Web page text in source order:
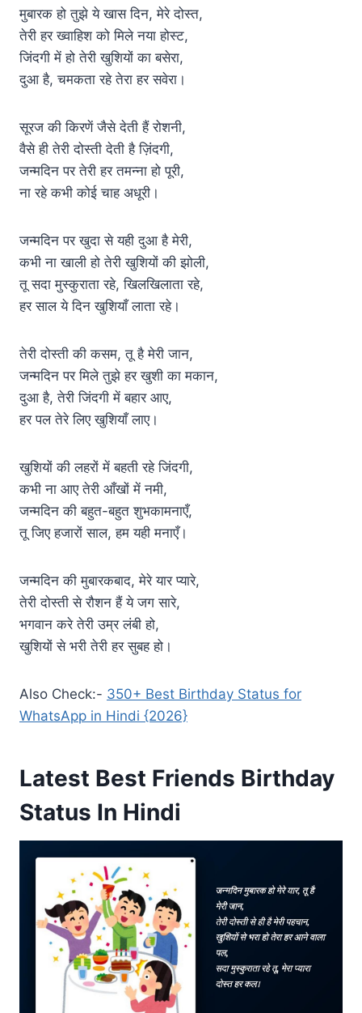
मुबारक हो तुझे ये खास दिन, मेरे दोस्त,
तेरी हर ख्वाहिश को मिले नया होस्ट,
जिंदगी में हो तेरी खुशियों का बसेरा,
दुआ है, चमकता रहे तेरा हर सवेरा।
सूरज की किरणें जैसे देती हैं रोशनी,
वैसे ही तेरी दोस्ती देती है ज़िंदगी,
जन्मदिन पर तेरी हर तमन्ना हो पूरी,
ना रहे कभी कोई चाह अधूरी।
जन्मदिन पर खुदा से यही दुआ है मेरी,
कभी ना खाली हो तेरी खुशियों की झोली,
तू सदा मुस्कुराता रहे, खिलखिलाता रहे,
हर साल ये दिन खुशियाँ लाता रहे।
तेरी दोस्ती की कसम, तू है मेरी जान,
जन्मदिन पर मिले तुझे हर खुशी का मकान,
दुआ है, तेरी जिंदगी में बहार आए,
हर पल तेरे लिए खुशियाँ लाए।
खुशियों की लहरों में बहती रहे जिंदगी,
कभी ना आए तेरी आँखों में नमी,
जन्मदिन की बहुत-बहुत शुभकामनाएँ,
तू जिए हजारों साल, हम यही मनाएँ।
जन्मदिन की मुबारकबाद, मेरे यार प्यारे,
तेरी दोस्ती से रौशन हैं ये जग सारे,
भगवान करे तेरी उम्र लंबी हो,
खुशियों से भरी तेरी हर सुबह हो।
Also Check:- 350+ Best Birthday Status for
WhatsApp in Hindi {2026}
Latest Best Friends Birthday
Status In Hindi